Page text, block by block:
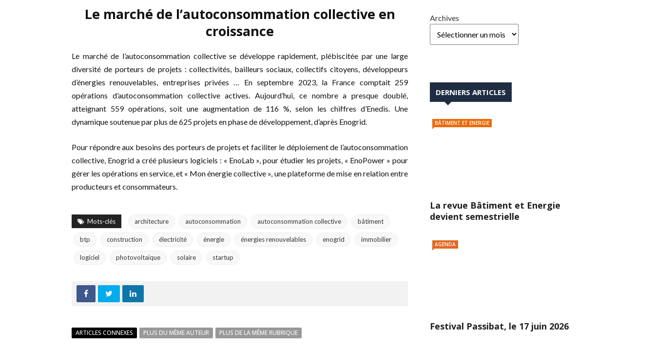
Le marché de l’autoconsommation collective en
croissance
Le marché de l’autoconsommation collective se développe rapidement, plébiscitée par une large
diversité de porteurs de projets : collectivités, bailleurs sociaux, collectifs citoyens, développeurs
d’énergies renouvelables, entreprises privées … En septembre 2023, la France comptait 259
opérations d’autoconsommation collective actives. Aujourd’hui, ce nombre a presque doublé,
atteignant 559 opérations, soit une augmentation de 116 %, selon les chiffres d’Enedis. Une
dynamique soutenue par plus de 625 projets en phase de développement, d’après Enogrid.
Pour répondre aux besoins des porteurs de projets et faciliter le déploiement de l’autoconsommation
collective, Enogrid a créé plusieurs logiciels : « EnoLab », pour étudier les projets, « EnoPower » pour
gérer les opérations en service, et « Mon énergie collective », une plateforme de mise en relation entre
producteurs et consommateurs.
Mots-clés architecture autoconsommation autoconsommation collective bâtiment
btp construction électricité énergie énergies renouvelables enogrid immobilier
logiciel photovoltaïque solaire startup
ARTICLES CONNEXES PLUS DU MÊME AUTEUR PLUS DE LA MÊME RUBRIQUE
Archives
DERNIERS ARTICLES
BÂTIMENT ET ENERGIE
La revue Bâtiment et Energie
devient semestrielle
AGENDA
Festival Passibat, le 17 juin 2026